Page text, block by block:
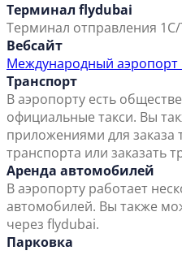
Терминал flydubai
Терминал отправления
Вебсайт
Международный
Транспорт
В аэропорту есть
официальные такси. Вы
приложениями для заказа
транспорта или заказать
Аренда автомобилей
В аэропорту работает
автомобилей. Вы также
через flydubai.
Парковка